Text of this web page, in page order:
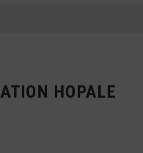
HOPALE